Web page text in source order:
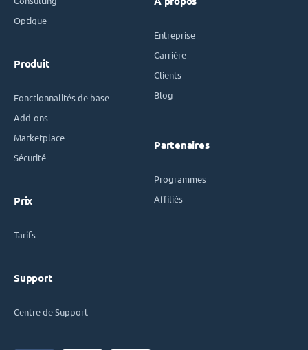
Optique
Produit
Fonctionnalités de base
Add-ons
Marketplace
Sécurité
Prix
Tarifs
Support
Centre de Support
Entreprise
Carrière
Clients
Blog
Partenaires
Programmes
Affiliés